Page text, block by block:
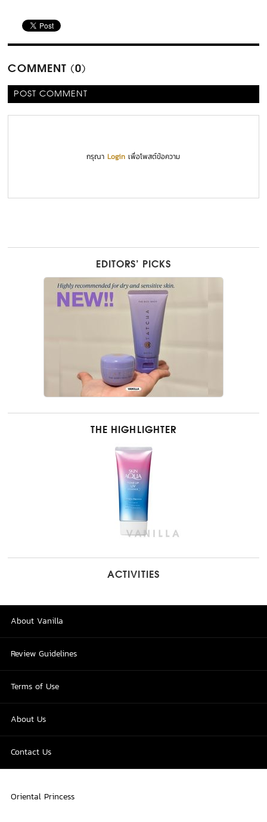
COMMENT (0)
POST COMMENT
กรุณาLogin เพื่อโพสต์ข้อความ
EDITORS’ PICKS
THE HIGHLIGHTER
ACTIVITIES
About Vanilla
Review Guidelines
Terms of Use
About Us
Contact Us
Oriental Princess